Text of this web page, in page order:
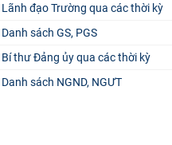
Lãnh đạo Trường qua các thời kỳ
Danh sách GS, PGS
Bí thư Đảng ủy qua các thời kỳ
Danh sách NGND, NGƯT